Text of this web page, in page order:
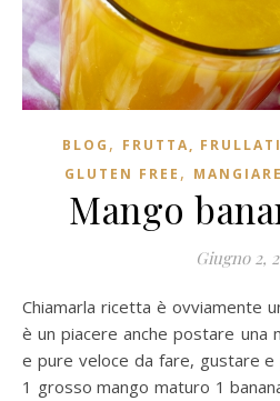
BLOG , FRUTTA,
GLUTEN FREE ,
Mango
Giugno 2,
Chiamarla ricetta è ovviamente un parolone, ma ogni tanto
è un piacere anche postare una
e pure veloce da fare, gustare
1 grosso mango maturo 1